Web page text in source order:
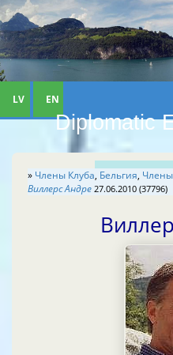
Diplomatic
LV EN
» Члены Клуба, Бельгия,
Виллерс Андре 27.06.2010 (37796)